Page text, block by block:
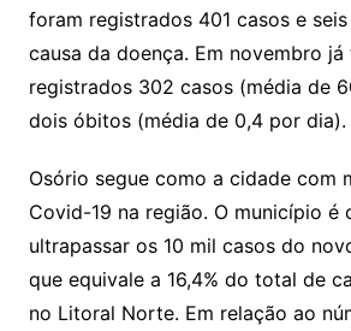
foram registrados 401 casos e
causa da doença. Em novembro já
registrados 302 casos (média de
dois óbitos (média de 0,4 por dia).
Osório segue como a cidade com
Covid-19 na região. O município é
ultrapassar os 10 mil casos do
que equivale a 16,4% do total de
no Litoral Norte. Em relação ao